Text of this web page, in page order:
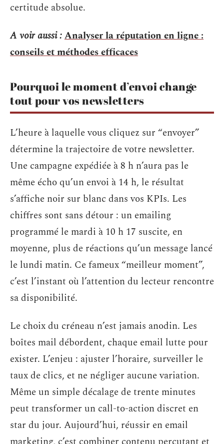
certitude absolue.
A voir aussi :Analyser la réputation en ligne :
conseils et méthodes efficaces
Pourquoi le moment d’envoi change
tout pour vos newsletters
L’heure à laquelle vous cliquez sur “envoyer”
détermine la trajectoire de votre newsletter.
Une campagne expédiée à 8 h n’aura pas le
même écho qu’un envoi à 14 h, le résultat
s’affiche noir sur blanc dans vos KPIs. Les
chiffres sont sans détour : un emailing
programmé le mardi à 10 h 17 suscite, en
moyenne, plus de réactions qu’un message lancé
le lundi matin. Ce fameux “meilleur moment”,
c’est l’instant où l’attention du lecteur rencontre
sa disponibilité.
Le choix du créneau n’est jamais anodin. Les
boîtes mail débordent, chaque email lutte pour
exister. L’enjeu : ajuster l’horaire, surveiller le
taux de clics, et ne négliger aucune variation.
Même un simple décalage de trente minutes
peut transformer un call-to-action discret en
star du jour. Aujourd’hui, réussir en email